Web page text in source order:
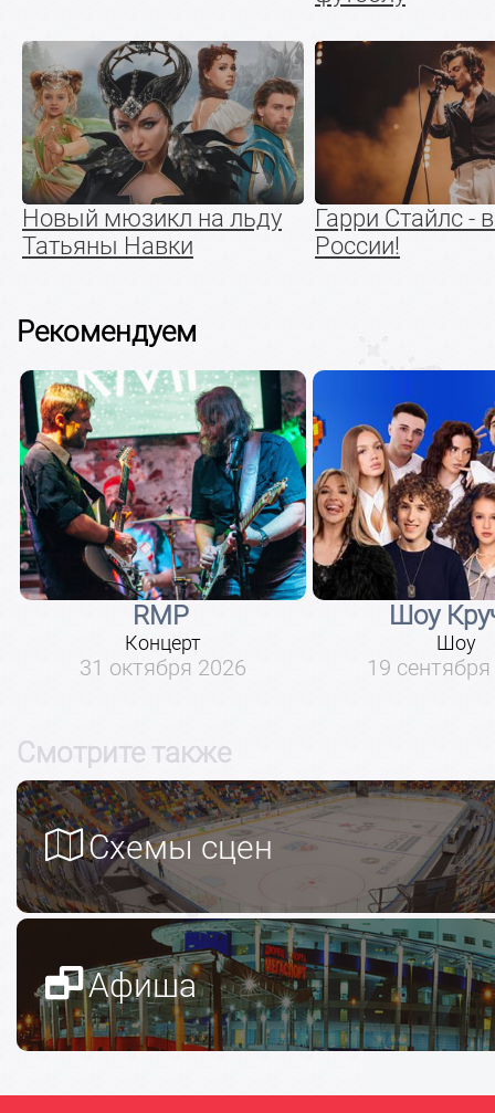
Новый мюзикл на льду
Татьяны Навки
Гарри Стайлс -
России!
Рекомендуем
RMP
Концерт
31 октября 2026
Шоу
Шоу
19
Смотрите также
Схемы сцен
Афиша